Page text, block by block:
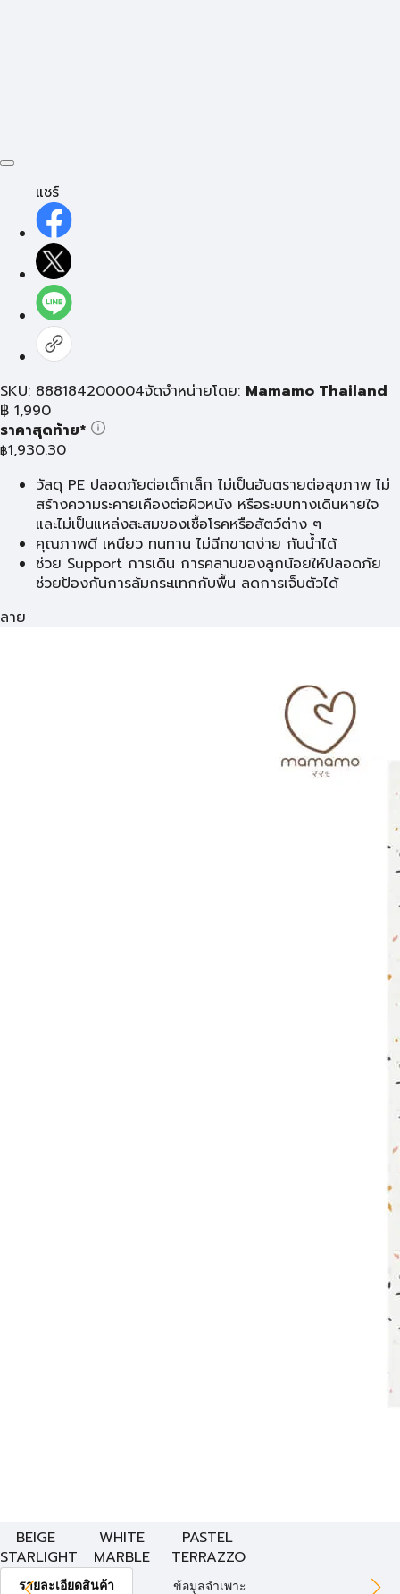
แชร์
SKU: 888184200004จัดจำหน่ายโดย: Mamamo Thailand
฿ 1,990
ราคาสุดท้าย*
฿1,930.30
วัสดุ PE ปลอดภัยต่อเด็กเล็ก ไม่เป็นอันตรายต่อสุขภาพ ไม่
สร้างความระคายเคืองต่อผิวหนัง หรือระบบทางเดินหายใจ
และไม่เป็นแหล่งสะสมของเชื้อโรคหรือสัตว์ต่าง ๆ
คุณภาพดี เหนียว ทนทาน ไม่ฉีกขาดง่าย กันน้ำได้
ช่วย Support การเดิน การคลานของลูกน้อยให้ปลอดภัย
ช่วยป้องกันการล้มกระแทกกับพื้น ลดการเจ็บตัวได้
ลาย
BEIGE
STARLIGHT
WHITE
MARBLE
PASTEL
TERRAZZO
รายละเอียดสินค้า ข้อมูลจำเพาะ